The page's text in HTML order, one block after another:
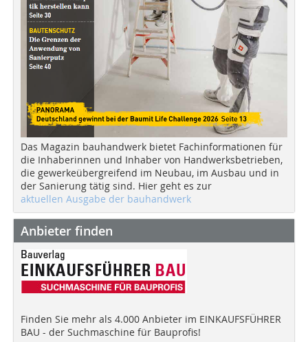
Das Magazin bauhandwerk bietet Fachinformationen für
die Inhaberinnen und Inhaber von Handwerksbetrieben,
die gewerkeübergreifend im Neubau, im Ausbau und in
der Sanierung tätig sind. Hier geht es zur
aktuellen Ausgabe der bauhandwerk
Anbieter finden
Finden Sie mehr als 4.000 Anbieter im EINKAUFSFÜHRER
BAU - der Suchmaschine für Bauprofis!